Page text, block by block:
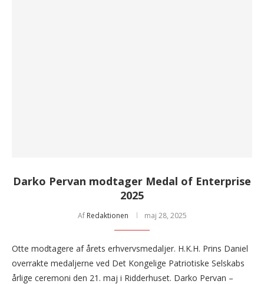
Darko Pervan modtager Medal of Enterprise
2025
Af Redaktionen maj 28, 2025
Otte modtagere af årets erhvervsmedaljer. H.K.H. Prins Daniel
overrakte medaljerne ved Det Kongelige Patriotiske Selskabs
årlige ceremoni den 21. maj i Ridderhuset. Darko Pervan –